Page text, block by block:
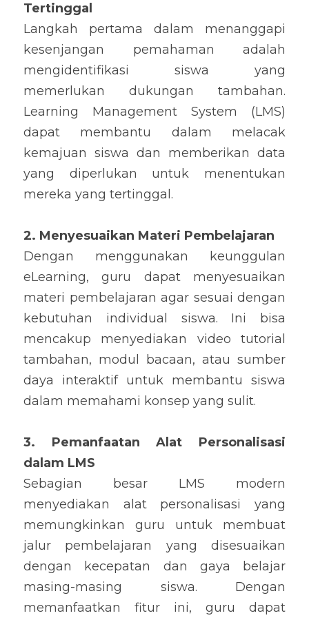
Tertinggal
Langkah pertama dalam menanggapi
kesenjangan pemahaman adalah
mengidentifikasi siswa yang
memerlukan dukungan tambahan.
Learning Management System (LMS)
dapat membantu dalam melacak
kemajuan siswa dan memberikan data
yang diperlukan untuk menentukan
mereka yang tertinggal.
2. Menyesuaikan Materi Pembelajaran
Dengan menggunakan keunggulan
eLearning, guru dapat menyesuaikan
materi pembelajaran agar sesuai dengan
kebutuhan individual siswa. Ini bisa
mencakup menyediakan video tutorial
tambahan, modul bacaan, atau sumber
daya interaktif untuk membantu siswa
dalam memahami konsep yang sulit.
3. Pemanfaatan Alat Personalisasi
dalam LMS
Sebagian besar LMS modern
menyediakan alat personalisasi yang
memungkinkan guru untuk membuat
jalur pembelajaran yang disesuaikan
dengan kecepatan dan gaya belajar
masing-masing siswa. Dengan
memanfaatkan fitur ini, guru dapat